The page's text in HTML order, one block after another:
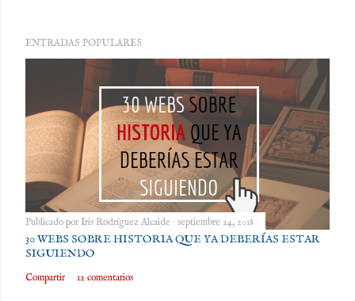
ENTRADAS POPULARES
Publicado por Iris Rodríguez Alcaide septiembre 24, 2018
30 WEBS SOBRE HISTORIA QUE YA DEBERÍAS ESTAR
SIGUIENDO
Compartir 12 comentarios